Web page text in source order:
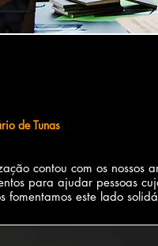
de Tunas
contou com os nossos
para ajudar pessoas
fomentamos este lado